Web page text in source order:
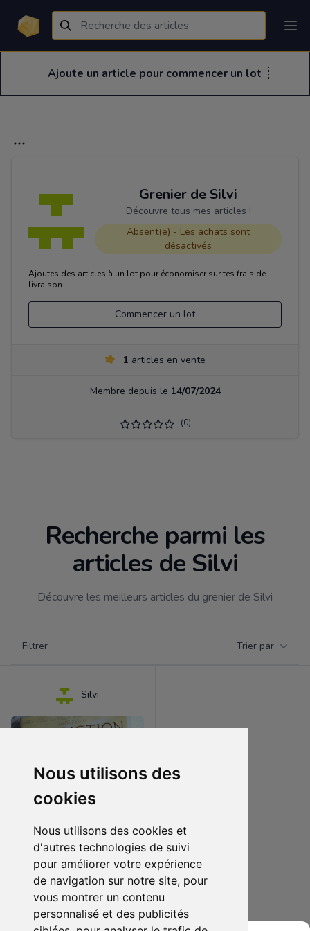
Nous utilisons des
cookies
Nous utilisons des cookies et
d'autres technologies de suivi
pour améliorer votre expérience
de navigation sur notre site, pour
vous montrer un contenu
personnalisé et des publicités
Grenier de Silvi
Découvre tous mes articles !
Absent(e) - Les achats sont
désactivés
Ajoutes des articles à un lot pour économiser sur tes frais de
livraison
Commencer un lot
1 articles en vente
Membre depuis le 14/07/2024
(0)
Recherche parmi les
articles de Silvi
Découvre les meilleurs articles du grenier de Silvi
Filtrer Trier par
Silvi
5.00 € 0
"Benediction" film by Terence Davies.
Ajouter au lot
Ajoute un article pour commencer un lot